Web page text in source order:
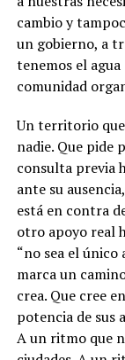
cambio y
un gobierno, a
tenemos el
comunidad
Un territorio que
nadie. Que pide
consulta previa
ante su
está en contra
otro apoyo real
“no sea el
marca un
crea. Que cree
potencia de sus
A un ritmo que